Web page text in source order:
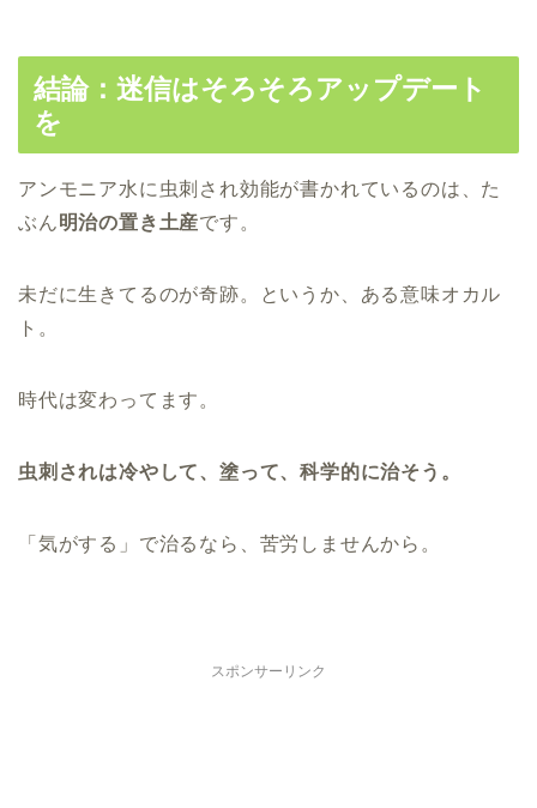
結論：迷信はそろそろアップデート
を
アンモニア水に虫刺され効能が書かれているのは、た
ぶん明治の置き土産です。
未だに生きてるのが奇跡。というか、ある意味オカル
ト。
時代は変わってます。
虫刺されは冷やして、塗って、科学的に治そう。
「気がする」で治るなら、苦労しませんから。
スポンサーリンク